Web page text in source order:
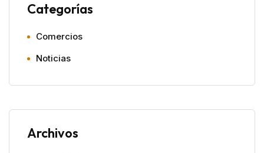
Categorías
Comercios
Noticias
Archivos